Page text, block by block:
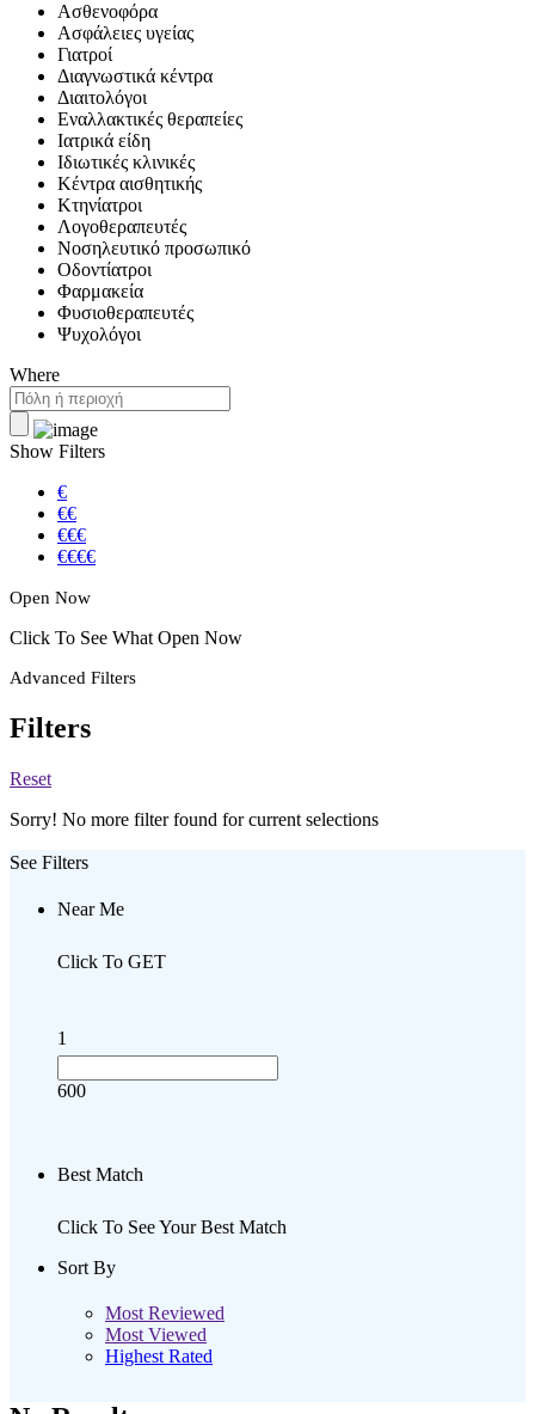
Ασθενοφόρα
Ασφάλειες υγείας
Γιατροί
Διαγνωστικά κέντρα
Διαιτολόγοι
Εναλλακτικές θεραπείες
Ιατρικά είδη
Ιδιωτικές κλινικές
Κέντρα αισθητικής
Κτηνίατροι
Λογοθεραπευτές
Νοσηλευτικό προσωπικό
Οδοντίατροι
Φαρμακεία
Φυσιοθεραπευτές
Ψυχολόγοι
Where
Show Filters
€
€€
€€€
€€€€
Open Now
Click To See What Open Now
Advanced Filters
Filters
Reset
Sorry! No more filter found for current selections
See Filters
Near Me
Click To GET
1
600
Best Match
Click To See Your Best Match
Sort By
Most Reviewed
Most Viewed
Highest Rated